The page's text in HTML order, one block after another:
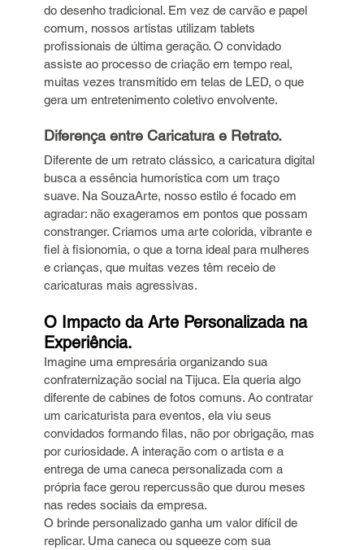
do desenho tradicional. Em vez de carvão e papel
comum, nossos artistas utilizam tablets
profissionais de última geração. O convidado
assiste ao processo de criação em tempo real,
muitas vezes transmitido em telas de LED, o que
gera um entretenimento coletivo envolvente.
Diferença entre Caricatura e Retrato.
Diferente de um retrato clássico, a caricatura digital
busca a essência humorística com um traço
suave. Na SouzaArte, nosso estilo é focado em
agradar: não exageramos em pontos que possam
constranger. Criamos uma arte colorida, vibrante e
fiel à fisionomia, o que a torna ideal para mulheres
e crianças, que muitas vezes têm receio de
caricaturas mais agressivas.
O Impacto da Arte Personalizada na
Experiência.
Imagine uma empresária organizando sua
confraternização social na Tijuca. Ela queria algo
diferente de cabines de fotos comuns. Ao contratar
um caricaturista para eventos, ela viu seus
convidados formando filas, não por obrigação, mas
por curiosidade. A interação com o artista e a
entrega de uma caneca personalizada com a
própria face gerou repercussão que durou meses
nas redes sociais da empresa.
O brinde personalizado ganha um valor difícil de
replicar. Uma caneca ou squeeze com sua